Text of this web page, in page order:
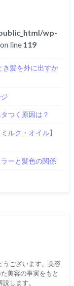
wp-
on line 119
き髪を外に出すか
つく原因は？
ルク・オイル】
ーと髪色の関係
うございます。美容
美容の事実をもと
します。